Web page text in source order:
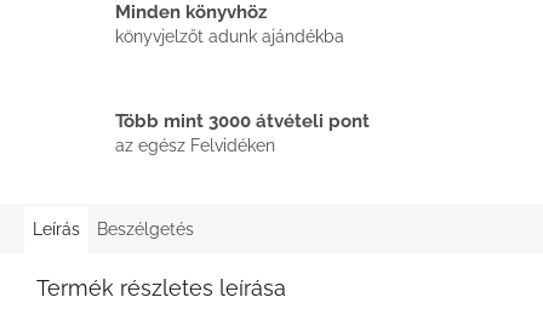
Minden könyvhöz
könyvjelzőt adunk ajándékba
Több mint 3000 átvételi pont
az egész Felvidéken
Leírás Beszélgetés
Termék részletes leírása